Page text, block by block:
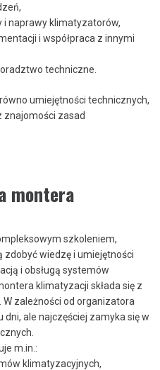
i naprawy klimatyzatorów,
i współpraca z innymi
techniczne.
umiejętności technicznych,
znajomości zasad
montera
szkoleniem,
zdobyć wiedzę i umiejętności
i obsługą systemów
klimatyzacji składa się z
zależności od organizatora
ale najczęściej zamyka się w
m.in.:
klimatyzacyjnych,